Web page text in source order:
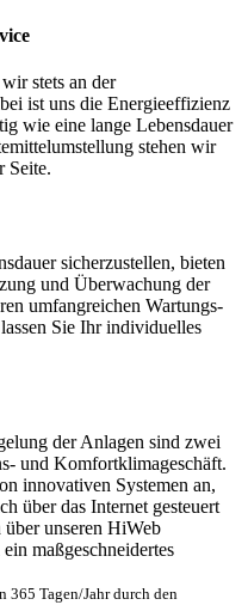
stets an der
ist uns die Energieeffizienz
wie eine lange Lebensdauer
stehen wir
Seite.
sicherzustellen, bieten
und Überwachung der
umfangreichen Wartungs-
Sie Ihr individuelles
der Anlagen sind zwei
und Komfortklimageschäft.
innovativen Systemen an,
über das Internet gesteuert
unseren HiWeb
maßgeschneidertes
365 Tagen/Jahr durch den